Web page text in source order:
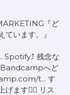
『ど
います。』
残念な
Bandcampへど
t... す
げます🙇‍♀️ リス